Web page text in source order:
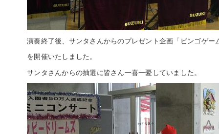
演奏終了後、サンタさんからのプレゼント企画「ビンゴゲー
を開催いたしました。
サンタさんからの抽選に皆さん一喜一憂していました。